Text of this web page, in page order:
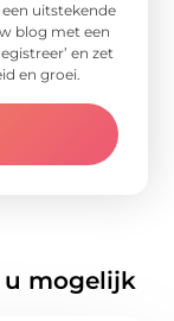
uitstekende
blog met een
en zet
en groei.
u mogelijk